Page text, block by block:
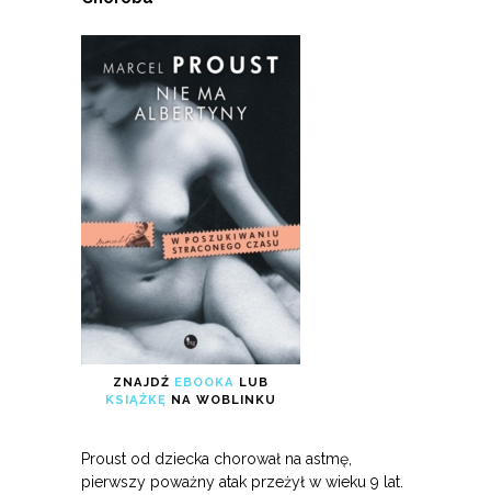
ZNAJDŹ EBOOKA LUB
KSIĄŻKĘ NA WOBLINKU
Proust od dziecka chorował na astmę,
pierwszy poważny atak przeżył w wieku 9 lat.